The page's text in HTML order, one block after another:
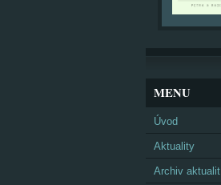
MENU
Úvod
Aktuality
Archiv aktualit